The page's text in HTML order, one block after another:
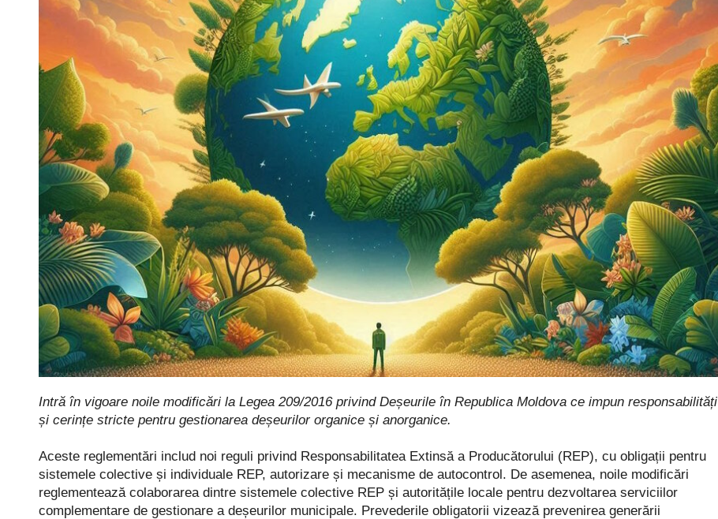
Intră în vigoare noile modificări la Legea 209/2016 privind Deșeurile în Republica Moldova ce impun responsabilități
și cerințe stricte pentru gestionarea deșeurilor organice și anorganice.
Aceste reglementări includ noi reguli privind Responsabilitatea Extinsă a Producătorului (REP), cu obligații pentru
sistemele colective și individuale REP, autorizare și mecanisme de autocontrol. De asemenea, noile modificări
reglementează colaborarea dintre sistemele colective REP și autoritățile locale pentru dezvoltarea serviciilor
complementare de gestionare a deșeurilor municipale. Prevederile obligatorii vizează prevenirea generării